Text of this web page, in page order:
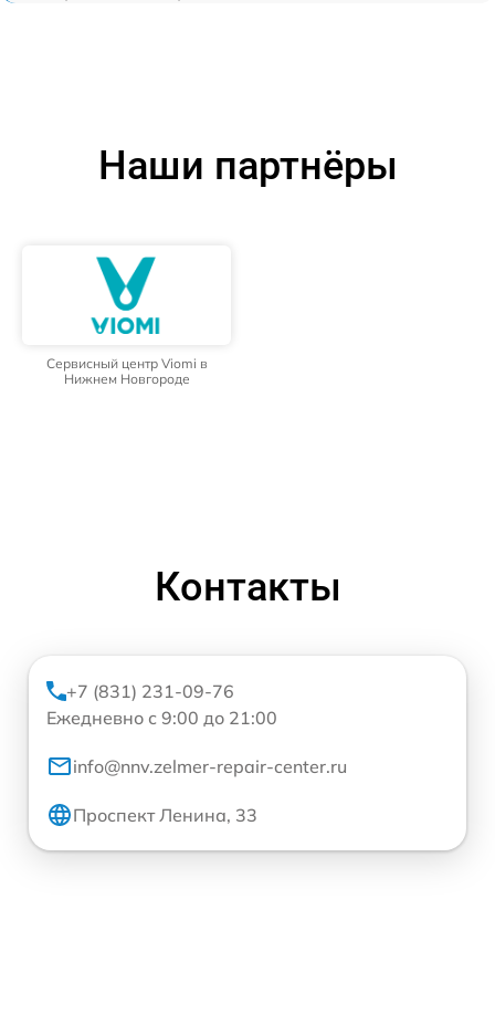
Наши партнёры
Сервисный центр Viomi в
Нижнем Новгороде
Контакты
+7 (831) 231-09-76
Ежедневно с 9:00 до 21:00
info@nnv.zelmer-repair-center.ru
Проспект Ленина, 33